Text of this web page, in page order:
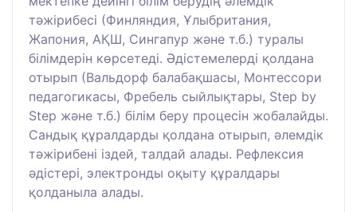
тәжірибесі (Финляндия, Ұлыбритания,
Жапония, АҚШ, Сингапур және т.б.) туралы
білімдерін көрсетеді. Әдістемелерді қолдана
отырып (Вальдорф балабақшасы, Монтессори
педагогикасы, Фребель сыйлықтары, Step by
Step және т.б.) білім беру процесін жобалайды.
Сандық құралдарды қолдана отырып, әлемдік
тәжірибені іздей, талдай алады. Рефлексия
әдістері, электронды оқыту құралдары
қолданыла алады.